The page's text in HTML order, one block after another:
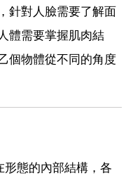
針對人臉需要了解面
體需要掌握肌肉結
個物體從不同的角度
態的內部結構，各